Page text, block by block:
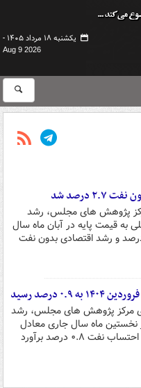
یکشنبه ۱۸ مرداد ۱۴۰۵ -
Aug 9 2026
درصد شد
پژوهش های مجلس، رشد
به قیمت پایه در آبان ماه سال
نسبت به ماه مشابه سال قبل، ۲.۳ درصد و رشد اقتصادی بدون نفت
۰.۹ درصد رسید
مرکز پژوهش های مجلس، رشد
نخستین ماه سال جاری معادل
۰.۹ درصد و بدون احتساب نفت ۰.۸ درصد برآورد